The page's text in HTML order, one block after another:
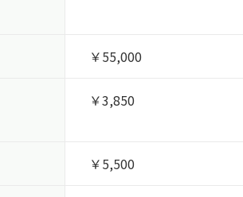
￥55,000
￥3,850
￥5,500